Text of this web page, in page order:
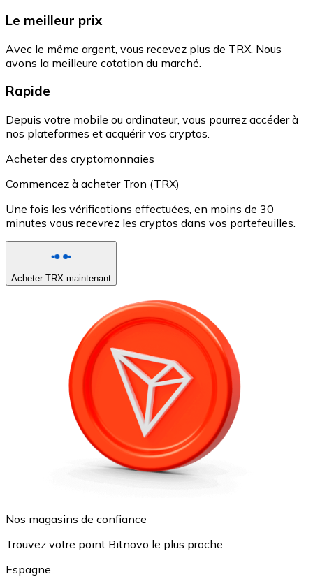
Le meilleur prix
Avec le même argent, vous recevez plus de TRX. Nous
avons la meilleure cotation du marché.
Rapide
Depuis votre mobile ou ordinateur, vous pourrez accéder à
nos plateformes et acquérir vos cryptos.
Acheter des cryptomonnaies
Commencez à acheter Tron (TRX)
Une fois les vérifications effectuées, en moins de 30
minutes vous recevrez les cryptos dans vos portefeuilles.
Acheter TRX maintenant
Nos magasins de confiance
Trouvez votre point Bitnovo le plus proche
Espagne